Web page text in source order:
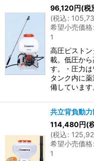
96,120円(税
(税込:
希望小売価格:
1
高圧ピスト
載。低圧か
す。・圧力
タンク内に
備していま
共立背負動
114,480円(
(税込:
希望小売価格:
1